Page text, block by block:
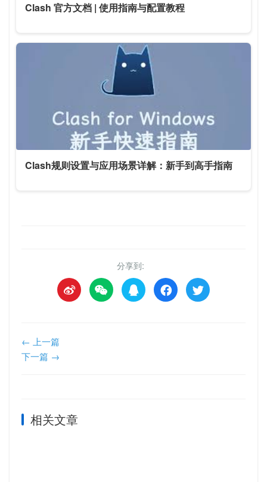
Clash 官方文档 | 使用指南与配置教程
Clash规则设置与应用场景详解：新手到高手指南
分享到:
← 上一篇
下一篇 →
相关文章